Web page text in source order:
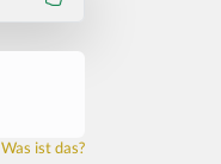
Was ist das?